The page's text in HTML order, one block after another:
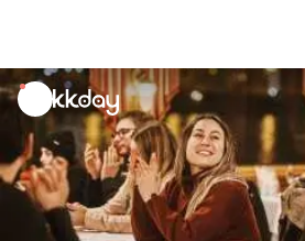
unread
notifications